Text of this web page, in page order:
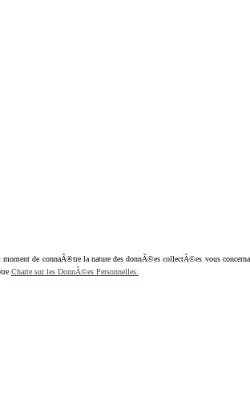
de connaÃ®tre la nature des donnÃ©es collectÃ©es vous
Charte sur les DonnÃ©es Personnelles.